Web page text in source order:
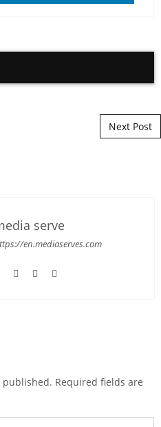
Next Post
serve
en.mediaserves.com
published. Required fields are